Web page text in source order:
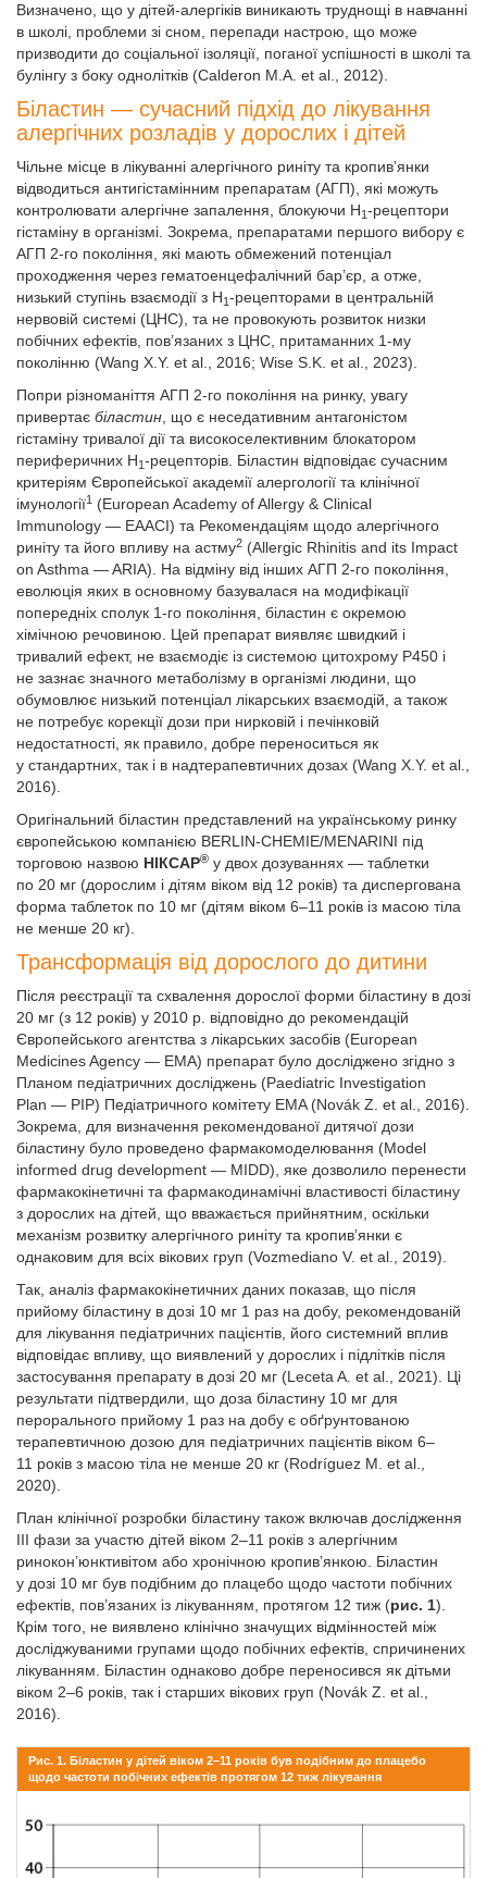
Визначено, що у дітей-алергіків виникають труднощі в навчанні
в школі, проблеми зі сном, перепади настрою, що може
призводити до соціальної ізоляції, поганої успішності в школі та
булінгу з боку однолітків (Calderon M.A. еt al., 2012).
Біластин — сучасний підхід до лікування
алергічних розладів у дорослих і дітей
Чільне місце в лікуванні алергічного риніту та кропив’янки
відводиться антигістамінним препаратам (АГП), які можуть
контролювати алергічне запалення, блокуючи Н1-рецептори
гістаміну в організмі. Зокрема, препаратами першого вибору є
АГП 2-го покоління, які мають обмежений потенціал
проходження через гематоенцефалічний бар’єр, а отже,
низький ступінь взаємодії з Н1-рецепторами в центральній
нервовій системі (ЦНС), та не провокують розвиток низки
побічних ефектів, пов’язаних з ЦНС, притаманних 1-му
поколінню (Wang X.Y. et al., 2016; Wise S.K. et al., 2023).
Попри різноманіття АГП 2-го покоління на ринку, увагу
привертає біластин, що є неседативним антагоністом
гістаміну тривалої дії та високоселективним блокатором
периферичних H1-рецепторів. Біластин відповідає сучасним
критеріям Європейської академії алергології та клінічної
імунології1
(European Academy of Allergy & Clinical
Immunology — EAACI) та Рекомендаціям щодо алергічного
риніту та його впливу на астму2 (Allergic Rhinitis and its Impact
on Asthma — ARIA). На відміну від інших АГП 2-го покоління,
еволюція яких в основному базувалася на модифікації
попередніх сполук 1-го покоління, біластин є окремою
хімічною речовиною. Цей препарат виявляє швидкий і
тривалий ефект, не взаємодіє із системою цитохрому Р450 і
не зазнає значного метаболізму в організмі людини, що
обумовлює низький потенціал лікарських взаємодій, а також
не потребує корекції дози при нирковій і печінковій
недостатності, як правило, добре переноситься як
у стандартних, так і в надтерапевтичних дозах (Wang X.Y. et al.,
2016).
Оригінальний біластин представлений на українському ринку
європейською компанією BERLIN-CHEMIE/MENARINI під
торговою назвою НІКСАР® у двох дозуваннях — таблетки
по 20 мг (дорослим і дітям віком від 12 років) та диспергована
форма таблеток по 10 мг (дітям віком 6–11 років із масою тіла
не менше 20 кг).
Трансформація від дорослого до дитини
Після реєстрації та схвалення дорослої форми біластину в дозі
20 мг (з 12 років) у 2010 р. відповідно до рекомендацій
Європейського агентства з лікарських засобів (European
Medicines Agency — EMA) препарат було досліджено згідно з
Планом педіатричних досліджень (Paediatric Investigation
Plan — PIP) Педіатричного комітету EMA (Novák Z. еt al., 2016).
Зокрема, для визначення рекомендованої дитячої дози
біластину було проведено фармакомоделювання (Model
informed drug development — MIDD), яке дозволило перенести
фармакокінетичні та фармакодинамічні властивості біластину
з дорослих на дітей, що вважається прийнятним, оскільки
механізм розвитку алергічного риніту та кропив’янки є
однаковим для всіх вікових груп (Vozmediano V. еt al., 2019).
Так, аналіз фармакокінетичних даних показав, що після
прийому біластину в дозі 10 мг 1 раз на добу, рекомендованій
для лікування педіатричних пацієнтів, його системний вплив
відповідає впливу, що виявлений у дорослих і підлітків після
застосування препарату в дозі 20 мг (Leceta A. еt al., 2021). Ці
результати підтвердили, що доза біластину 10 мг для
перорального прийому 1 раз на добу є обґрунтованою
терапевтичною дозою для педіатричних пацієнтів віком 6–
11 років з масою тіла не менше 20 кг (Rodríguez M. еt al.,
2020).
План клінічної розробки біластину також включав дослідження
ІІІ фази за участю дітей віком 2–11 років з алергічним
ринокон’юнктивітом або хронічною кропив’янкою. Біластин
у дозі 10 мг був подібним до плацебо щодо частоти побічних
ефектів, пов’язаних із лікуванням, протягом 12 тиж (рис. 1).
Крім того, не виявлено клінічно значущих відмінностей між
досліджуваними групами щодо побічних ефектів, спричинених
лікуванням. Біластин однаково добре переносився як дітьми
віком 2–6 років, так і старших вікових груп (Novák Z. еt al.,
2016).
Рис. 1. Біластин у дітей віком 2–11 років був подібним до плацебо
щодо частоти побічних ефектів протягом 12 тиж лікування